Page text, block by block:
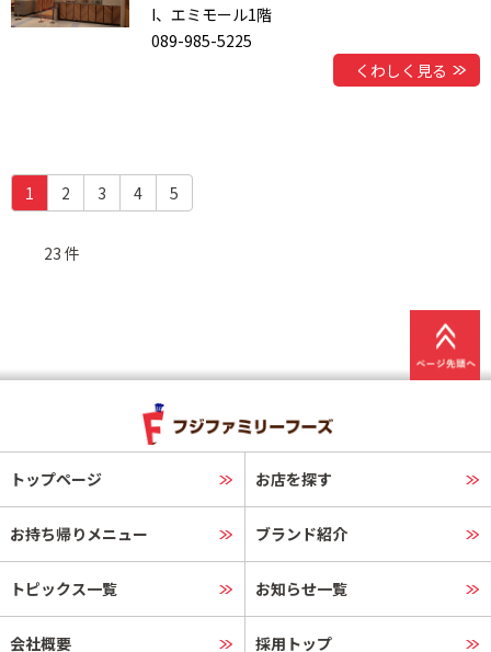
I、エミモール1階
089-985-5225
くわしく見る
1
u
2 3 4 5
23 件
トップページ お店を探す
お持ち帰りメニュー ブランド紹介
トピックス一覧 お知らせ一覧
会社概要 採用トップ